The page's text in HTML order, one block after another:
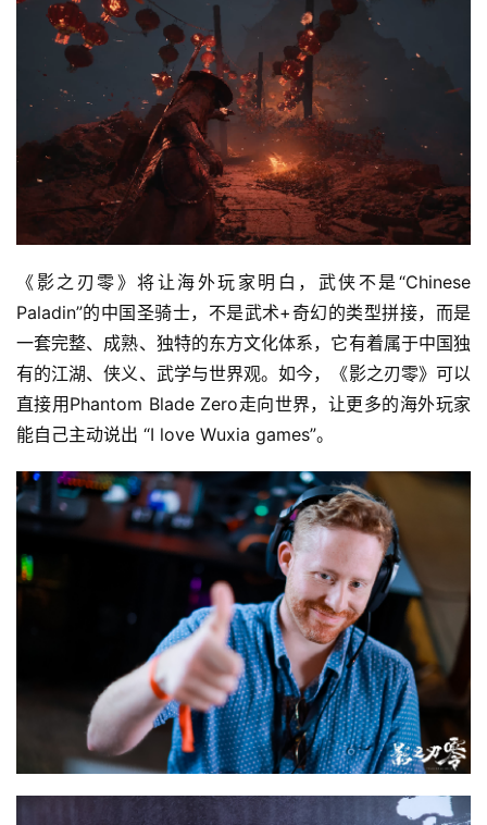
文
《影之刃零》将让海外玩家明白，武侠不是“Chinese
Paladin”的中国圣骑士，不是武术+奇幻的类型拼接，而是
一套完整、成熟、独特的东方文化体系，它有着属于中国独
有的江湖、侠义、武学与世界观。如今，《影之刃零》可以
直接用Phantom Blade Zero走向世界，让更多的海外玩家
能自己主动说出 “I love Wuxia games”。